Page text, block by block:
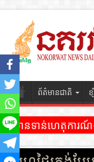
ព័ត៌មានជាតិ
ព័ត៌មានទាន់ហេតុការណ៍